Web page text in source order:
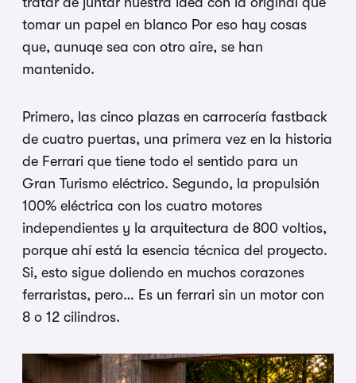
tomar un papel en blanco Por eso hay cosas
que, aunuqe sea con otro aire, se han
mantenido.
Primero, las cinco plazas en carrocería fastback
de cuatro puertas, una primera vez en la historia
de Ferrari que tiene todo el sentido para un
Gran Turismo eléctrico. Segundo, la propulsión
100% eléctrica con los cuatro motores
independientes y la arquitectura de 800 voltios,
porque ahí está la esencia técnica del proyecto.
Si, esto sigue doliendo en muchos corazones
ferraristas, pero… Es un ferrari sin un motor con
8 o 12 cilindros.